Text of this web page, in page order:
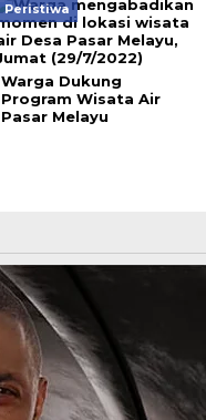
Peristiwa
Warga Dukung
Program Wisata Air
Pasar Melayu